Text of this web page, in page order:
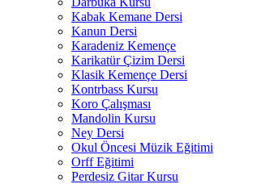
Kabak Kemane Dersi
Kanun Dersi
Karadeniz Kemençe
Karikatür Çizim Dersi
Klasik Kemençe Dersi
Kontrbass Kursu
Koro Çalışması
Mandolin Kursu
Ney Dersi
Okul Öncesi Müzik Eğitimi
Orff Eğitimi
Perdesiz Gitar Kursu